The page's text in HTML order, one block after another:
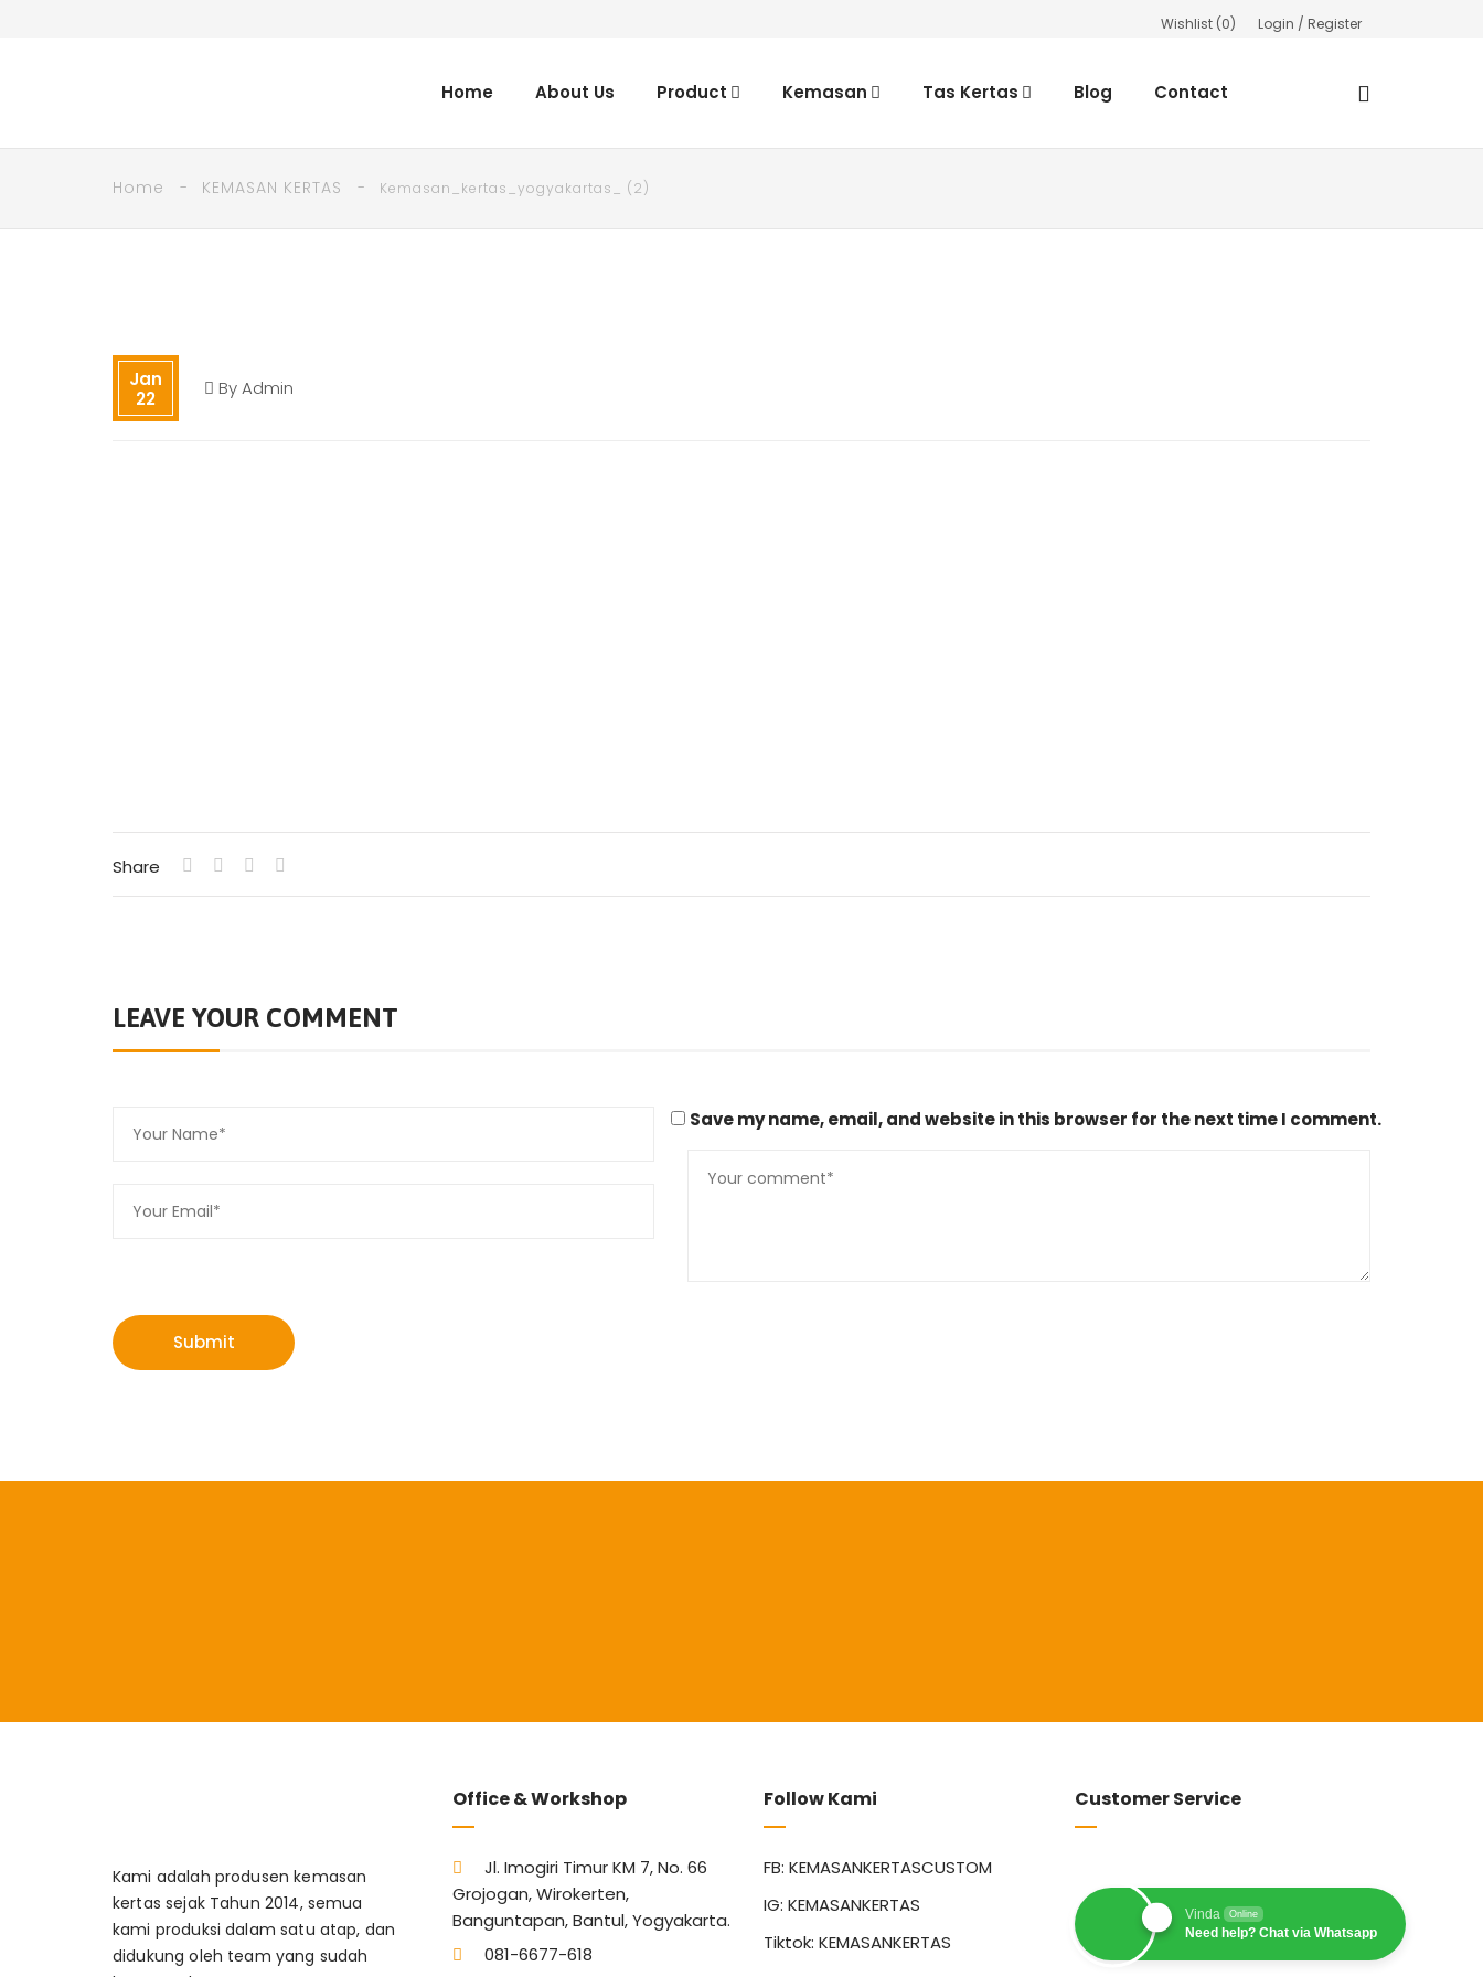
Wishlist (0) Login / Register
Home About Us Product Kemasan Tas Kertas Blog Contact
Home KEMASAN KERTAS Kemasan_kertas_yogyakartas_ (2)
Jan
22
ByAdmin
Share
LEAVE YOUR COMMENT
Save my name, email, and website in this browser for the next time I comment.
Submit
Kami adalah produsen kemasan
kertas sejak Tahun 2014, semua
kami produksi dalam satu atap, dan
didukung oleh team yang sudah
Office & Workshop
Jl. Imogiri Timur KM 7, No. 66
Grojogan, Wirokerten,
Banguntapan, Bantul, Yogyakarta.
081-6677-618
Follow Kami
FB: KEMASANKERTASCUSTOM
IG: KEMASANKERTAS
Tiktok: KEMASANKERTAS
Customer Service
Vinda Online
Need help? Chat via Whatsapp